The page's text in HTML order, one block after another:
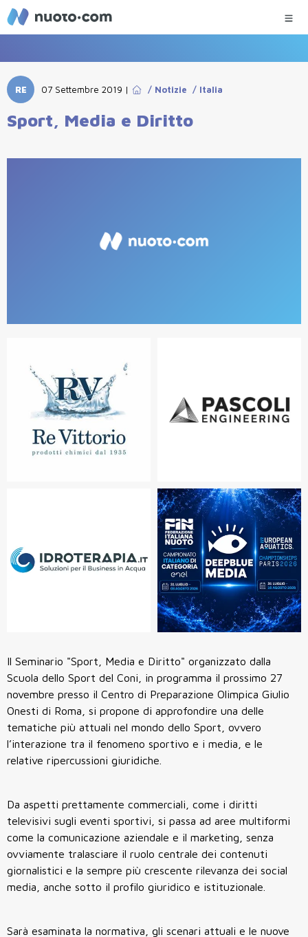
RE 07 Settembre 2019 | / Notizie / Italia
Sport, Media e Diritto
Il Seminario "Sport, Media e Diritto" organizzato dalla
Scuola dello Sport del Coni, in programma il prossimo 27
novembre presso il Centro di Preparazione Olimpica Giulio
Onesti di Roma, si propone di approfondire una delle
tematiche più attuali nel mondo dello Sport, ovvero
l’interazione tra il fenomeno sportivo e i media, e le
relative ripercussioni giuridiche.
Da aspetti prettamente commerciali, come i diritti
televisivi sugli eventi sportivi, si passa ad aree multiformi
come la comunicazione aziendale e il marketing, senza
ovviamente tralasciare il ruolo centrale dei contenuti
giornalistici e la sempre più crescente rilevanza dei social
media, anche sotto il profilo giuridico e istituzionale.
Sarà esaminata la normativa, gli scenari attuali e le nuove